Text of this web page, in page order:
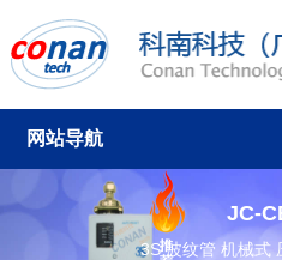
网站导航
JC-
3S 波纹管 机械式